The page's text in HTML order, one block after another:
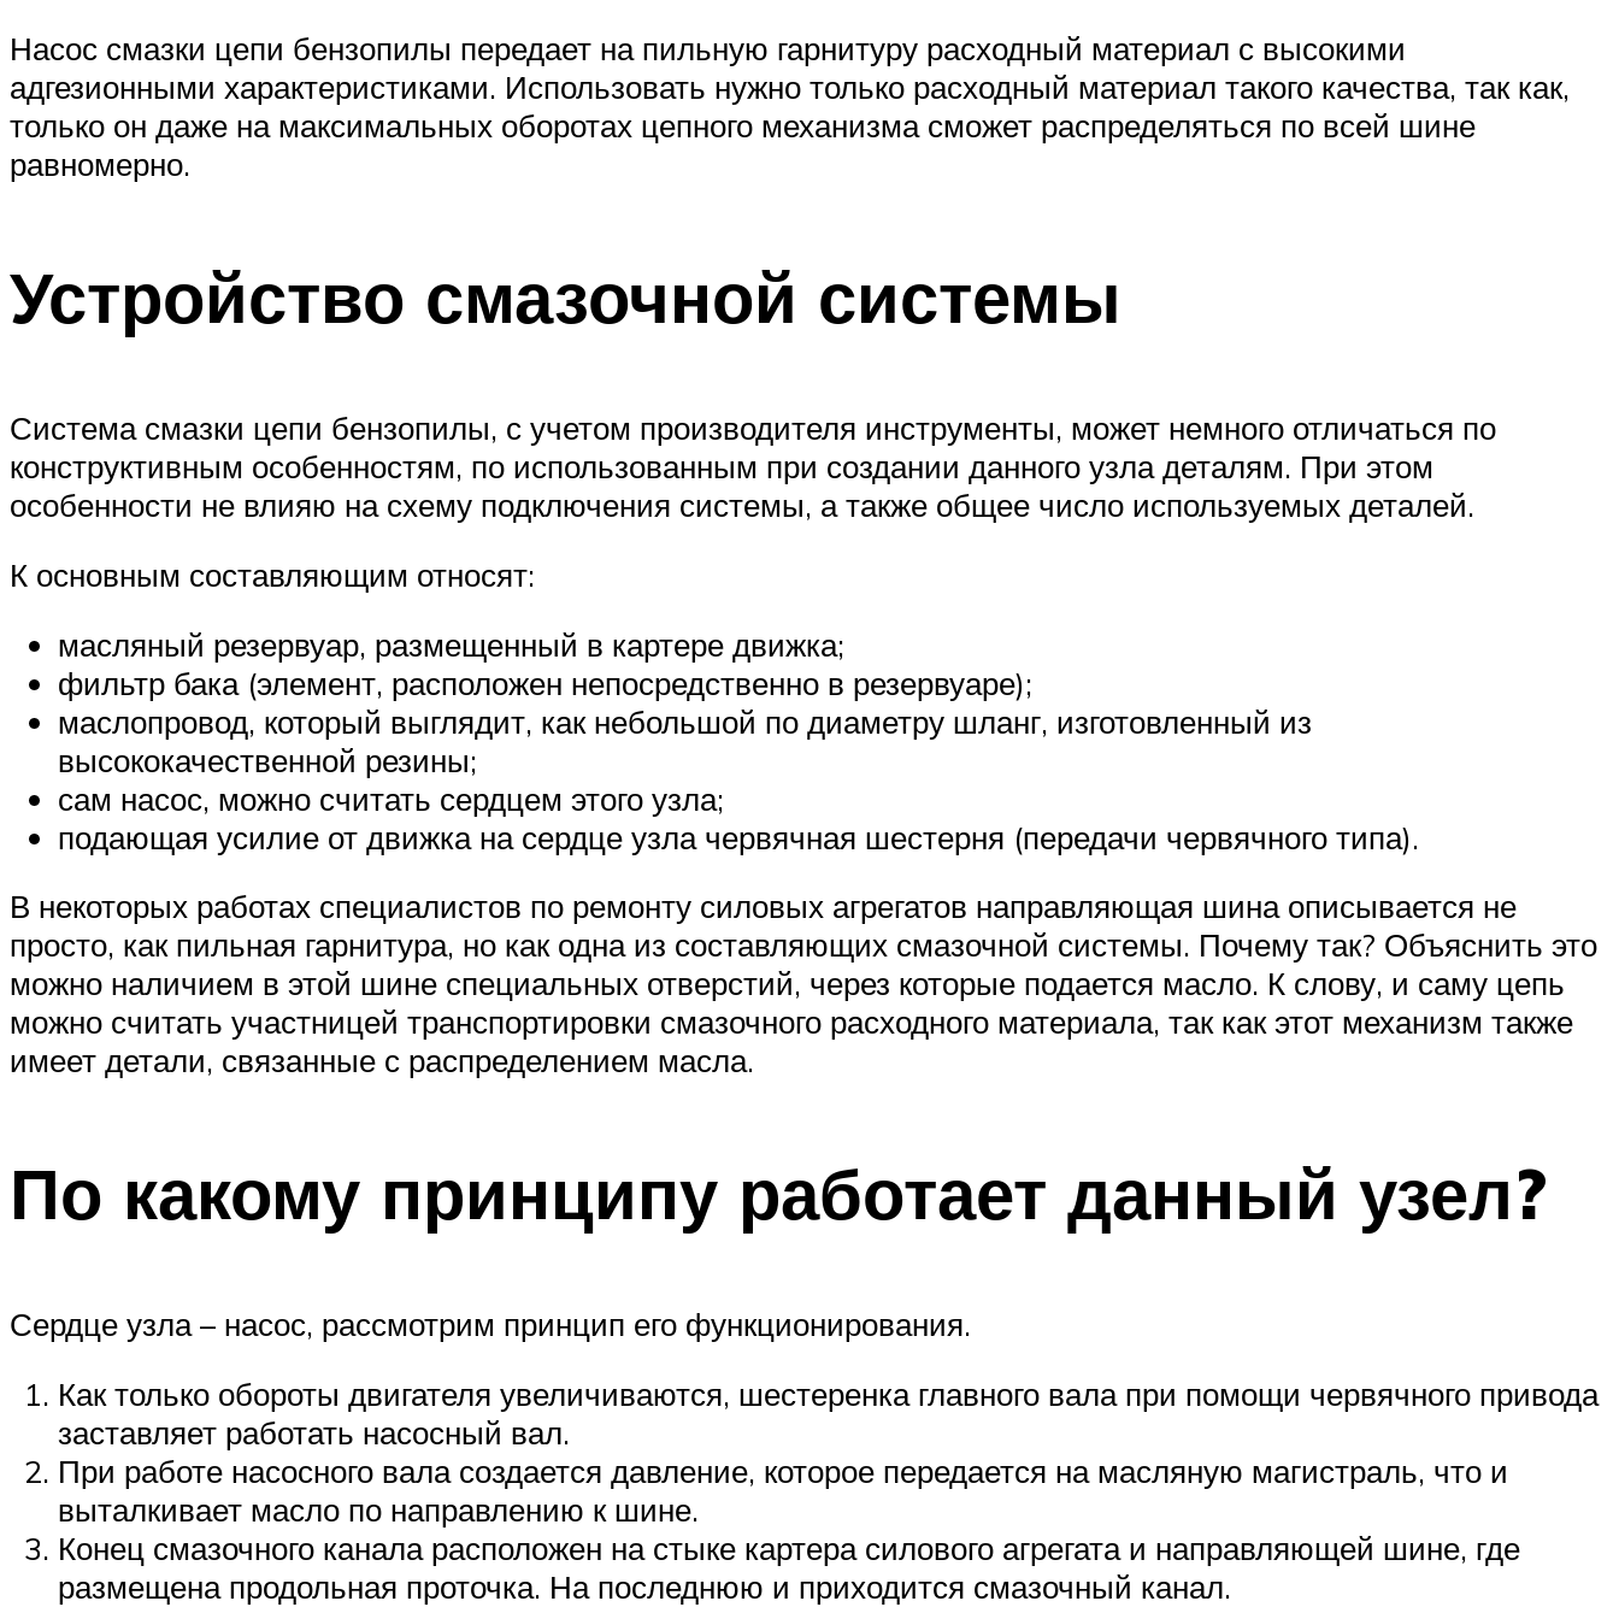
Насос смазки цепи бензопилы передает на пильную гарнитуру расходный материал с высокими
адгезионными характеристиками. Использовать нужно только расходный материал такого качества, так как,
только он даже на максимальных оборотах цепного механизма сможет распределяться по всей шине
равномерно.
Устройство смазочной системы
Система смазки цепи бензопилы, с учетом производителя инструменты, может немного отличаться по
конструктивным особенностям, по использованным при создании данного узла деталям. При этом
особенности не влияю на схему подключения системы, а также общее число используемых деталей.
К основным составляющим относят:
масляный резервуар, размещенный в картере движка;
фильтр бака (элемент, расположен непосредственно в резервуаре);
маслопровод, который выглядит, как небольшой по диаметру шланг, изготовленный из
высококачественной резины;
сам насос, можно считать сердцем этого узла;
подающая усилие от движка на сердце узла червячная шестерня (передачи червячного типа).
В некоторых работах специалистов по ремонту силовых агрегатов направляющая шина описывается не
просто, как пильная гарнитура, но как одна из составляющих смазочной системы. Почему так? Объяснить это
можно наличием в этой шине специальных отверстий, через которые подается масло. К слову, и саму цепь
можно считать участницей транспортировки смазочного расходного материала, так как этот механизм также
имеет детали, связанные с распределением масла.
По какому принципу работает данный узел?
Сердце узла – насос, рассмотрим принцип его функционирования.
Как только обороты двигателя увеличиваются, шестеренка главного вала при помощи червячного привода
заставляет работать насосный вал.
При работе насосного вала создается давление, которое передается на масляную магистраль, что и
выталкивает масло по направлению к шине.
Конец смазочного канала расположен на стыке картера силового агрегата и направляющей шине, где
размещена продольная проточка. На последнюю и приходится смазочный канал.